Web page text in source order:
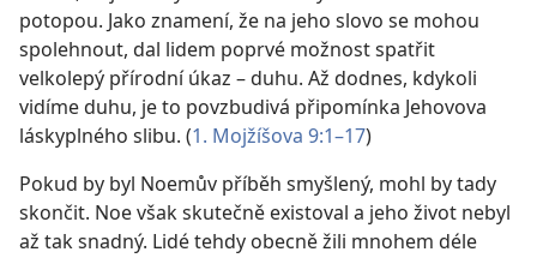
potopou. Jako znamení, že na jeho slovo se mohou
spolehnout, dal lidem poprvé možnost spatřit
velkolepý přírodní úkaz – duhu. Až dodnes, kdykoli
vidíme duhu, je to povzbudivá připomínka Jehovova
láskyplného slibu. (1. Mojžíšova 9:1–17)
Pokud by byl Noemův příběh smyšlený, mohl by tady
skončit. Noe však skutečně existoval a jeho život nebyl
až tak snadný. Lidé tehdy obecně žili mnohem déle